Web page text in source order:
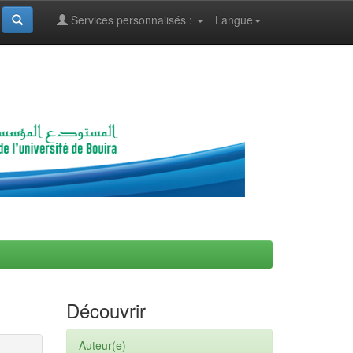
Langue
Services personnalisés :
Découvrir
Auteur(e)